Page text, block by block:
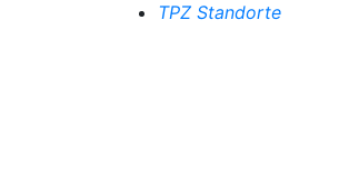
TPZ Standorte